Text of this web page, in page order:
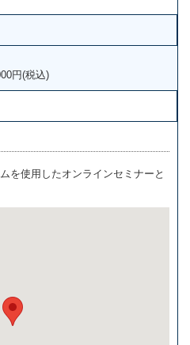
円(税込)
を使用したオンラインセミナーと